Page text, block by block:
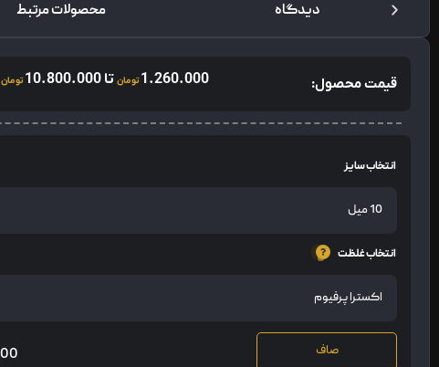
دیدگاه محصولات مرتبط
قیمت محصول: 1.260.000تومان تا10.800.000تومان
انتخاب سایز
انتخاب غلظت
صاف